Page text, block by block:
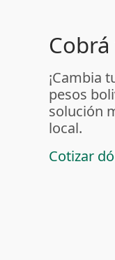
¡Cambia
pesos
solución
local.
Cotizar